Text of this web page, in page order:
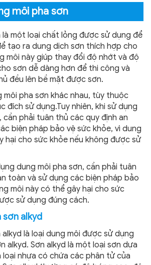
môi pha sơn
là một loại chất lỏng được sử dụng để
tạo ra dung dịch sơn thích hợp cho
môi này giúp thay đổi độ nhớt và độ
sơn dễ dàng hơn để thi công và
đều lên bề mặt được sơn.
môi pha sơn khác nhau, tùy thuộc
đích sử dụng.Tuy nhiên, khi sử dụng
cần phải tuân thủ các quy định an
biện pháp bảo vệ sức khỏe, vì dung
hại cho sức khỏe nếu không được sử
dung môi pha sơn, cần phải tuân
toàn và sử dụng các biện pháp bảo
môi này có thể gây hại cho sức
sử dụng đúng cách.
sơn alkyd
là loại dung môi được sử dụng
alkyd. Sơn alkyd là một loại sơn dựa
loại nhựa có chứa các phân tử của